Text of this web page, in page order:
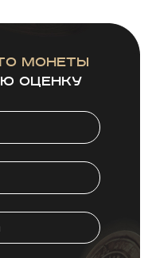
монеты
оценку